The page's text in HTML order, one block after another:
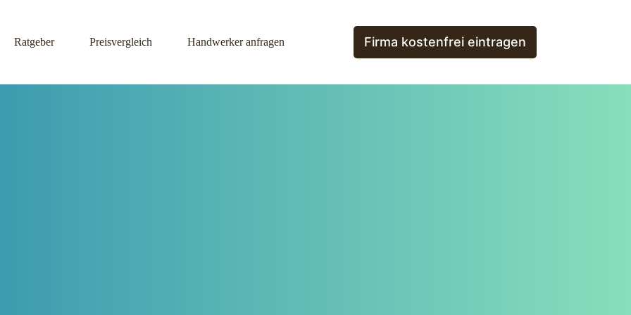
Ratgeber
Preisvergleich Handwerker anfragen Firma kostenfrei eintragen